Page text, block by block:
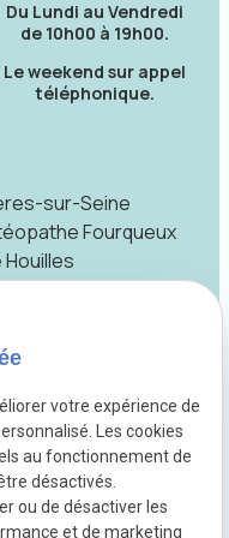
Du Lundi au Vendredi
de 10h00 à 19h00.
Le weekend sur appel
téléphonique.
sur-Seine
Fourqueux
Colombes
Le Vésinet
Marly
le-Roi
Nanterre
Malmaison
en-Laye
Ostépathe Yvelines
votre expérience de
Les cookies
au fonctionnement de
désactivés.
ou de désactiver les
et de marketing